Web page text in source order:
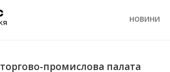
НОВИНИ
промислова палата